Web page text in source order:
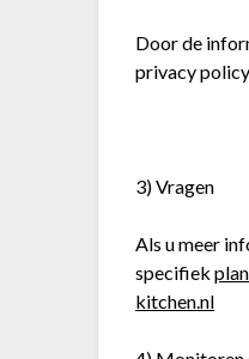
Door de
privacy
3) Vragen
Als u meer
specifiek
kitchen.nl